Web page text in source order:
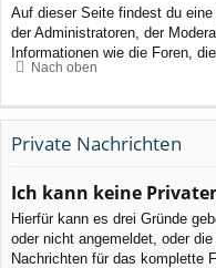
Auf dieser Seite findest du
der Administratoren, der
Informationen wie die Foren,
Nach oben
Private Nachrichten
Ich kann keine
Hierfür kann es drei Gründe
oder nicht angemeldet, oder
Nachrichten für das komplette